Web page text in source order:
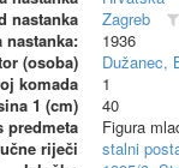
nastanka
Zagreb
nastanka:
1936
(osoba)
Dužanec,
komada
1
1 (cm)
40
predmeta
Figura
riječi
stalni